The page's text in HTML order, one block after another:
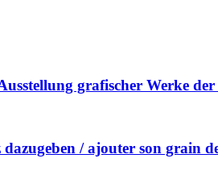
grafischer Werke
/ ajouter son grain